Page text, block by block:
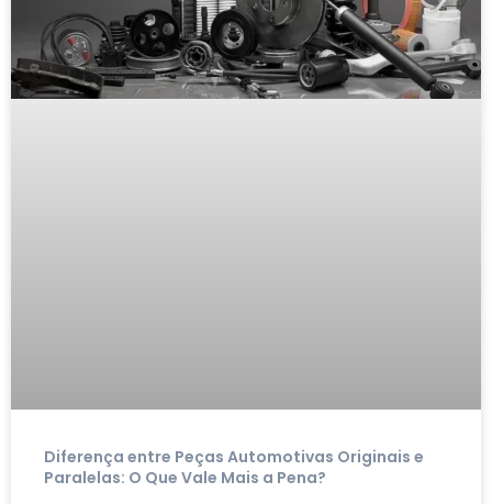
Diferença entre Peças Automotivas Originais e
Paralelas: O Que Vale Mais a Pena?